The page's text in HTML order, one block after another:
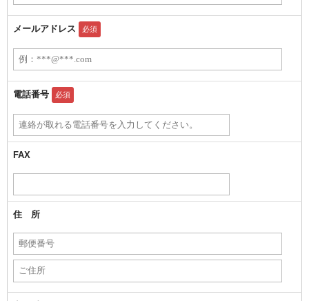
メールアドレス 必須
電話番号 必須
FAX
住 所